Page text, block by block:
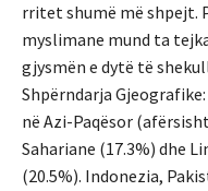
rritet shumë më shpejt.
myslimane mund ta
gjysmën e dytë të
Shpërndarja
në Azi-Paqësor
Sahariane (17.3%) dhe
(20.5%). Indonezia,